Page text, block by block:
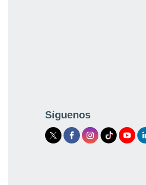
Síguenos